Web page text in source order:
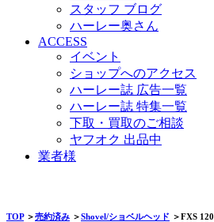
スタッフ ブログ
ハーレー奥さん
ACCESS
イベント
ショップへのアクセス
ハーレー誌 広告一覧
ハーレー誌 特集一覧
下取・買取のご相談
ヤフオク 出品中
業者様
TOP＞売約済み ＞Shovel/ショベルヘッド ＞FXS